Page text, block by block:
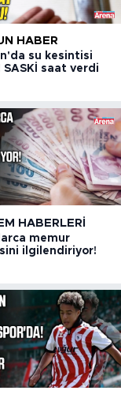
HABER
su kesintisi
SASKİ saat verdi
HABERLERI
memur
ilgilendiriyor!